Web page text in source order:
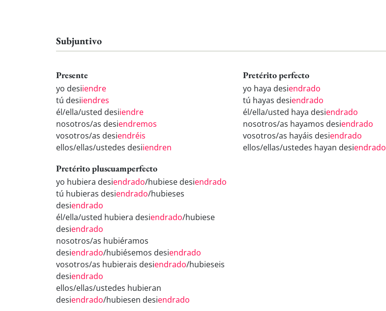
Subjuntivo
Presente
yo desiiendre
tú desiiendres
él/ella/usted desiiendre
nosotros/as desiendremos
vosotros/as desiendréis
ellos/ellas/ustedes desiiendren
Pretérito perfecto
yo haya desiendrado
tú hayas desiendrado
él/ella/usted haya desiendrado
nosotros/as hayamos desiendrado
vosotros/as hayáis desiendrado
ellos/ellas/ustedes hayan desiendrado
Pretérito pluscuamperfecto
yo hubiera desiendrado/hubiese desiendrado
tú hubieras desiendrado/hubieses
desiendrado
él/ella/usted hubiera desiendrado/hubiese
desiendrado
nosotros/as hubiéramos
desiendrado/hubiésemos desiendrado
vosotros/as hubierais desiendrado/hubieseis
desiendrado
ellos/ellas/ustedes hubieran
desiendrado/hubiesen desiendrado